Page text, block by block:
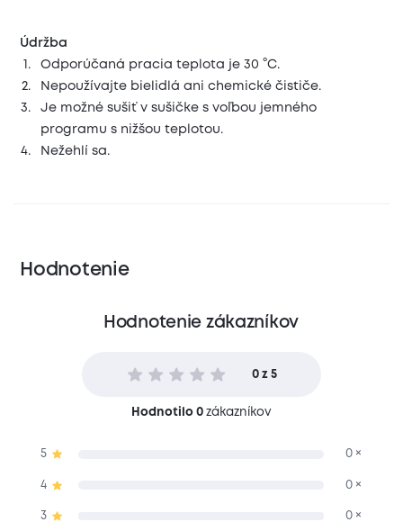
Údržba
Odporúčaná pracia teplota je 30 °C.
Nepoužívajte bielidlá ani chemické čističe.
Je možné sušiť v sušičke s voľbou jemného
programu s nižšou teplotou.
Nežehlí sa.
Hodnotenie
Hodnotenie zákazníkov
0 z 5
Hodnotilo 0zákazníkov
5 0 ×
4 0 ×
3 0 ×